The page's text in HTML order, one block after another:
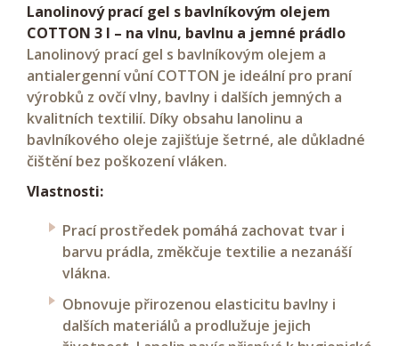
Lanolinový prací gel s bavlníkovým olejem
COTTON 3 l – na vlnu, bavlnu a jemné prádlo
Lanolinový prací gel s bavlníkovým olejem a
antialergenní vůní COTTON je ideální pro praní
výrobků z ovčí vlny, bavlny i dalších jemných a
kvalitních textilií. Díky obsahu lanolinu a
bavlníkového oleje zajišťuje šetrné, ale důkladné
čištění bez poškození vláken.
Vlastnosti:
Prací prostředek pomáhá zachovat tvar i
barvu prádla, změkčuje textilie a nezanáší
vlákna.
Obnovuje přirozenou elasticitu bavlny i
dalších materiálů a prodlužuje jejich